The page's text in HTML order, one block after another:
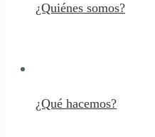
¿Quiénes somos?
¿Qué hacemos?